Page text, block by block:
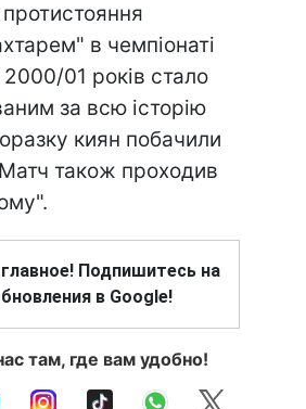
в чемпіонаті
01 років стало
за всю історію
киян побачили
також проходив
Подпишитесь на
в Google!
там, где вам удобно!